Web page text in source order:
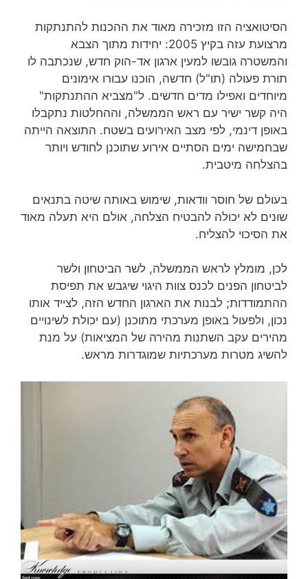
הסיטואציה הזו מזכירה מאוד את ההכנות להתנתקות
מרצועת עזה בקיץ 2005: יחידות מתוך הצבא
והמשטרה גובשו למעין ארגון אד-הוק חדש, שנכתבה לו
תורת פעולה (תו"ל) חדשה, הוכנו עבורו אימונים
מיוחדים ואפילו מדים חדשים. ל"מצביא ההתנתקות"
היה קשר ישיר עם ראש הממשלה, וההחלטות נתקבלו
באופן דינמי, לפי מצב האירועים בשטח. התוצאה הייתה
שבחמישה ימים הסתיים אירוע שתוכנן לחודש ויותר
בהצלחה מיטבית.
בעולם של חוסר וודאות, שימוש באותה שיטה בתנאים
שונים לא יכולה להבטיח הצלחה, אולם היא תעלה מאוד
את הסיכוי להצליח.
לכן, מומלץ לראש הממשלה, לשר הביטחון ולשר
לביטחון הפנים לכנס צוות היגוי שיגבש את תפיסת
ההתמודדות; לבנות את הארגון החדש הזה, לצייד אותו
נכון, ולפעול באופן מערכתי מתוכנן (עם יכולת לשינויים
מהירים עקב השתנות מהירה של המציאות) על מנת
להשיג מטרות מערכתיות שמוגדרות מראש.